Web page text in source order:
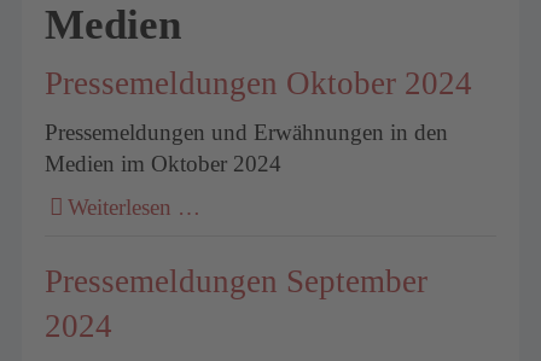
Medien
Pressemeldungen Oktober 2024
Pressemeldungen und Erwähnungen in den
Medien im Oktober 2024
Weiterlesen …
Pressemeldungen September
2024